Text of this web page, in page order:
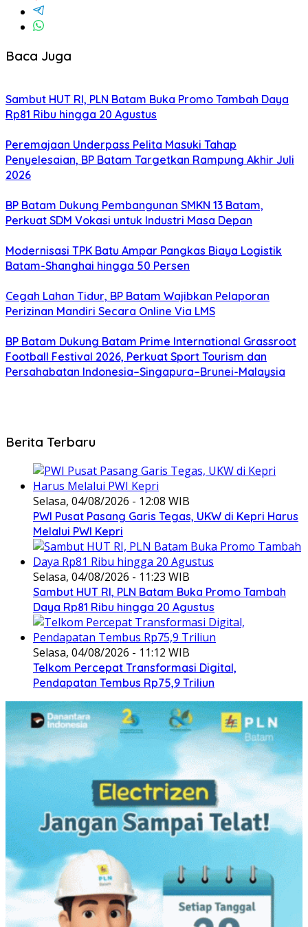
Baca Juga
Sambut HUT RI, PLN Batam Buka Promo Tambah Daya
Rp81 Ribu hingga 20 Agustus
Peremajaan Underpass Pelita Masuki Tahap
Penyelesaian, BP Batam Targetkan Rampung Akhir Juli
2026
BP Batam Dukung Pembangunan SMKN 13 Batam,
Perkuat SDM Vokasi untuk Industri Masa Depan
Modernisasi TPK Batu Ampar Pangkas Biaya Logistik
Batam-Shanghai hingga 50 Persen
Cegah Lahan Tidur, BP Batam Wajibkan Pelaporan
Perizinan Mandiri Secara Online Via LMS
BP Batam Dukung Batam Prime International Grassroot
Football Festival 2026, Perkuat Sport Tourism dan
Persahabatan Indonesia–Singapura–Brunei-Malaysia
Berita Terbaru
Selasa, 04/08/2026 - 12:08 WIB
PWI Pusat Pasang Garis Tegas, UKW di Kepri Harus
Melalui PWI Kepri
Selasa, 04/08/2026 - 11:23 WIB
Sambut HUT RI, PLN Batam Buka Promo Tambah
Daya Rp81 Ribu hingga 20 Agustus
Selasa, 04/08/2026 - 11:12 WIB
Telkom Percepat Transformasi Digital,
Pendapatan Tembus Rp75,9 Triliun